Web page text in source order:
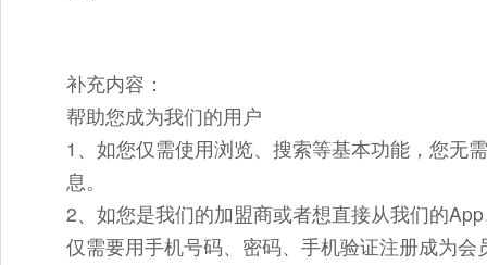
补充内容：
帮助您成为我们的用户
1、如您仅需使用浏览、搜索等基本功能，您无
息。
2、如您是我们的加盟商或者想直接从我们的
仅需要用手机号码、密码、手机验证注册成为